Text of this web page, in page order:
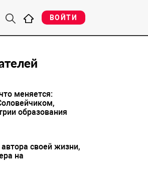
ВОЙТИ
меняется:
образования
своей жизни,
на